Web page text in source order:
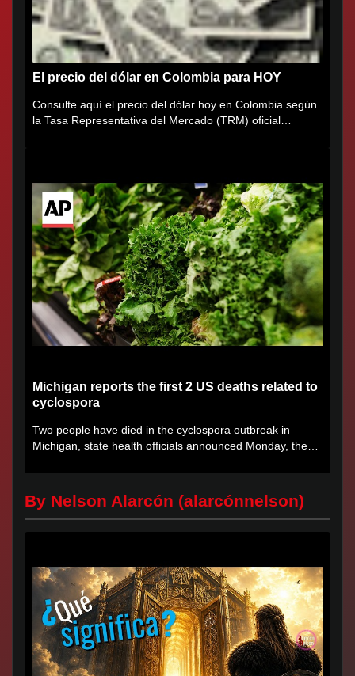
El precio del dólar en Colombia para HOY
Consulte aquí el precio del dólar hoy en Colombia según
la Tasa Representativa del Mercado (TRM) oficial
Michigan reports the first 2 US deaths related to
cyclospora
Two people have died in the cyclospora outbreak in
Michigan, state health officials announced Monday, the
By Nelson Alarcón (alarcónnelson)